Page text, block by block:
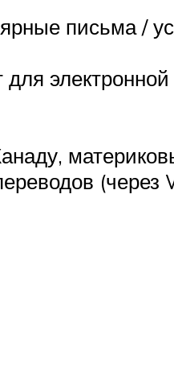
письма /
для
(через